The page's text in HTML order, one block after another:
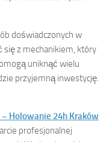
doświadczonych w
się z mechanikiem, który
uniknąć wielu
przyjemną inwestycję.
Holowanie 24h Kraków
profesjonalnej